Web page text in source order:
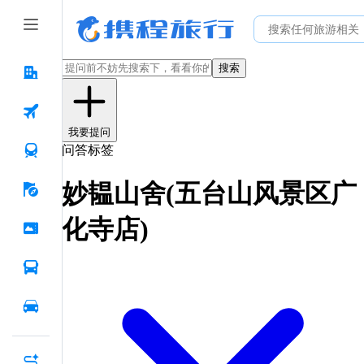
搜索
我要提问
问答标签
妙韫山舍(五台山风景区广
化寺店)